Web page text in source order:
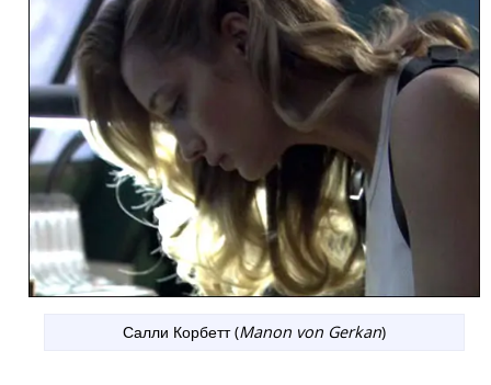
Салли Корбетт (Manon von Gerkan)